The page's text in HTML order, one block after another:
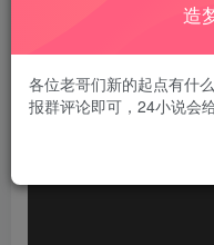
造
各位老哥们新的起点有什
报群评论即可，24小说会